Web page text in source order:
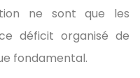
ne sont que les
déficit organisé de
fondamental.